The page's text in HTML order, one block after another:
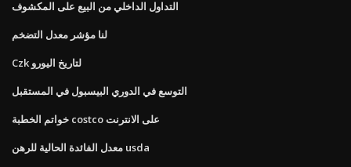
التداول الداخلي من البيع على المكشوف
لنا مؤشر معدل التضخم
Czk لتاريخ اليورو
التوسع في الدوري البيسبول في المستقبل
خواتم الخطبة costco على الانترنت
معدل الفائدة الحالية للرهن usda